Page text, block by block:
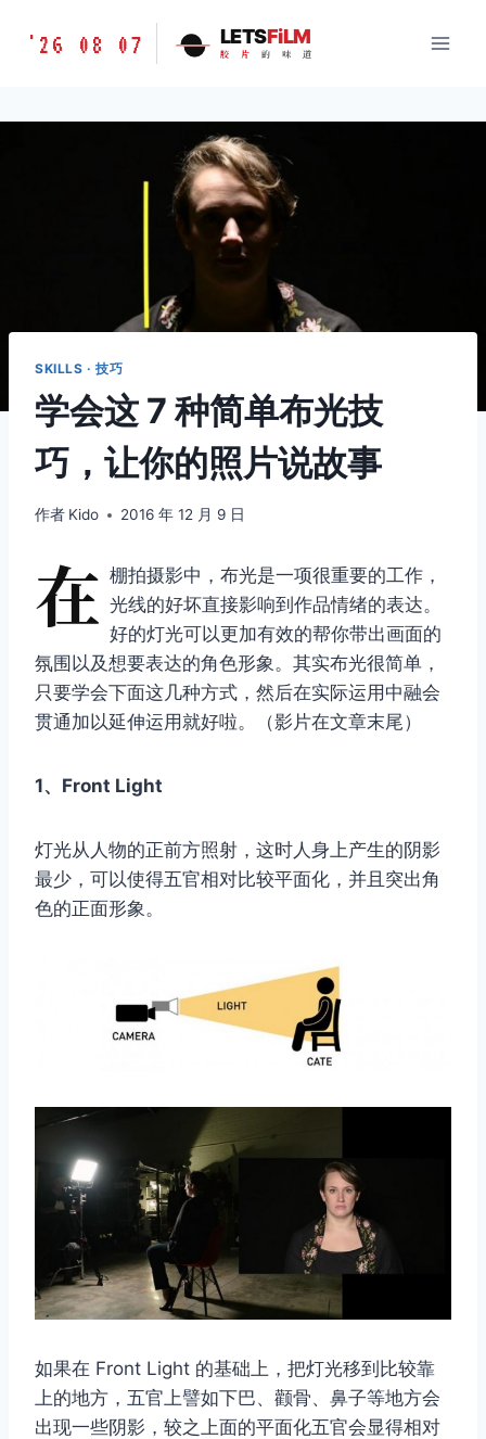
胶
味
'26 08 07 LETSFiLM
胶 片 的 味 道
SKILLS · 技巧
学会这 7 种简单布光技
巧，让你的照片说故事
作者 Kido 2016 年 12 月 9 日
在 棚拍摄影中，布光是一项很重要的工作，
光线的好坏直接影响到作品情绪的表达。
好的灯光可以更加有效的帮你带出画面的
氛围以及想要表达的角色形象。其实布光很简单，
只要学会下面这几种方式，然后在实际运用中融会
贯通加以延伸运用就好啦。（影片在文章末尾）
1、Front Light
灯光从人物的正前方照射，这时人身上产生的阴影
最少，可以使得五官相对比较平面化，并且突出角
色的正面形象。
如果在 Front Light 的基础上，把灯光移到比较靠
上的地方，五官上譬如下巴、颧骨、鼻子等地方会
出现一些阴影，较之上面的平面化五官会显得相对